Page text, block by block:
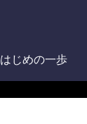
はじめの一歩